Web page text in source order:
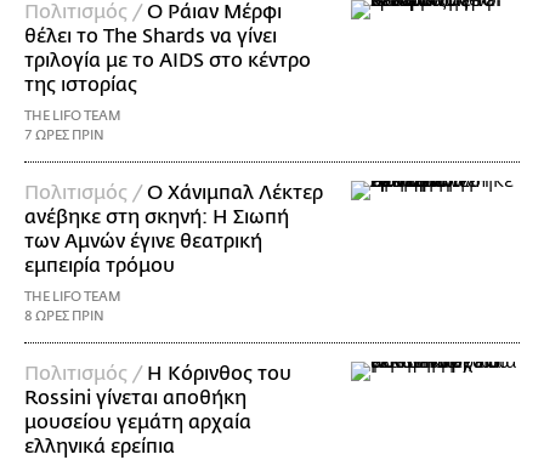
Πολιτισμός / Ο Ράιαν Μέρφι
θέλει το The Shards να γίνει
τριλογία με το AIDS στο κέντρο
της ιστορίας
THE LIFO TEAM
7 ΩΡΕΣ ΠΡΙΝ
Πολιτισμός / Ο Χάνιμπαλ Λέκτερ
ανέβηκε στη σκηνή: Η Σιωπή
των Αμνών έγινε θεατρική
εμπειρία τρόμου
THE LIFO TEAM
8 ΩΡΕΣ ΠΡΙΝ
Πολιτισμός / Η Κόρινθος του
Rossini γίνεται αποθήκη
μουσείου γεμάτη αρχαία
ελληνικά ερείπια